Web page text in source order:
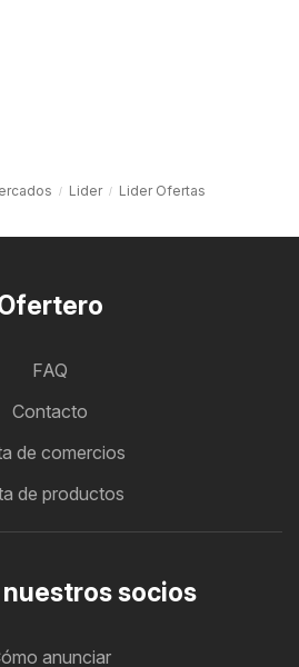
Lider Lider Ofertas
FAQ
Contacto
de comercios
de productos
socios
anunciar